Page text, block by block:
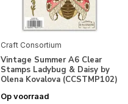
Craft Consortium
Vintage Summer A6 Clear
Stamps Ladybug & Daisy by
Olena Kovalova (CCSTMP102)
Op voorraad